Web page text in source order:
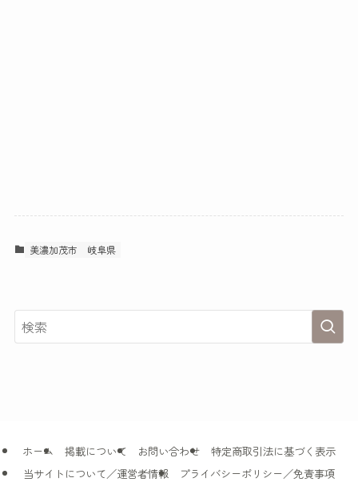
美濃加茂市 岐阜県
ホーム 掲載について お問い合わせ
特定商取引法に基づく表示
当サイトについて／運営者情報
プライバシーポリシー／免責事項